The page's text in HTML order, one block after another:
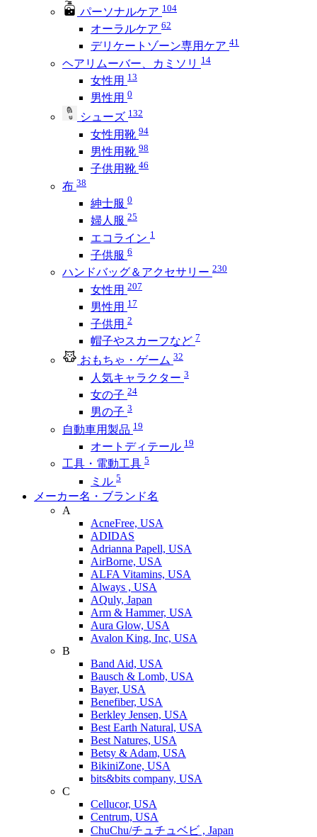
パーソナルケア 104
オーラルケア 62
デリケートゾーン専用ケア 41
ヘアリムーバー、カミソリ 14
女性用 13
男性用 0
シューズ 132
女性用靴 94
男性用靴 98
子供用靴 46
布 38
紳士服 0
婦人服 25
エコライン 1
子供服 6
ハンドバッグ＆アクセサリー 230
女性用 207
男性用 17
子供用 2
帽子やスカーフなど 7
おもちゃ・ゲーム 32
人気キャラクター 3
女の子 24
男の子 3
自動車用製品 19
オートディテール 19
工具・電動工具 5
ミル 5
メーカー名・ブランド名
A
AcneFree, USA
ADIDAS
Adrianna Papell, USA
AirBorne, USA
ALFA Vitamins, USA
Always , USA
AQuly, Japan
Arm & Hammer, USA
Aura Glow, USA
Avalon King, Inc, USA
B
Band Aid, USA
Bausch & Lomb, USA
Bayer, USA
Benefiber, USA
Berkley Jensen, USA
Best Earth Natural, USA
Best Natures, USA
Betsy & Adam, USA
BikiniZone, USA
bits&bits company, USA
C
Cellucor, USA
Centrum, USA
ChuChu/チュチュベビ , Japan